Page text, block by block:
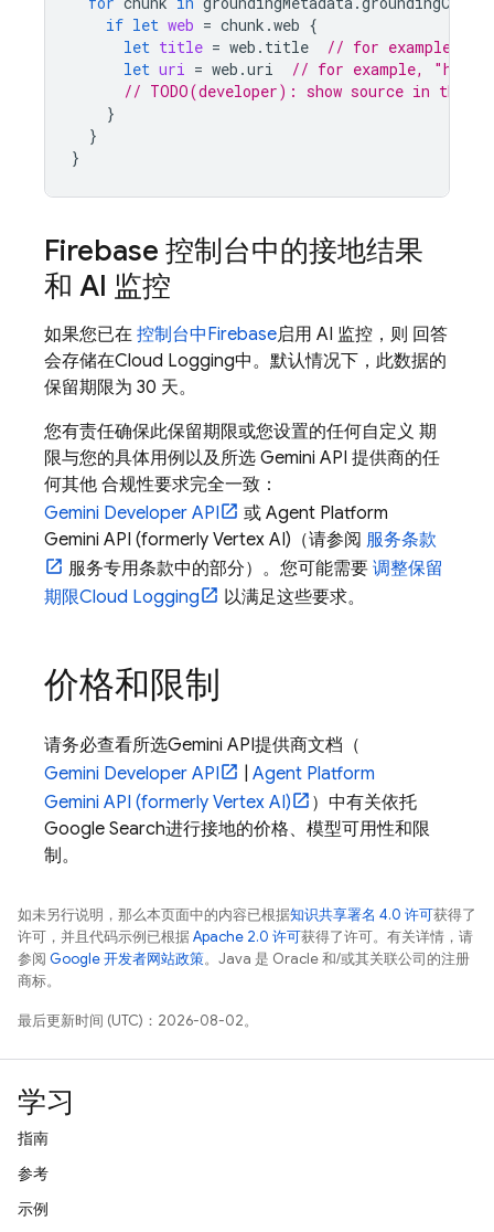
if let web = chunk .web {
let title = web . title
// for example,
let uri = web .uri
// for example,
// TODO(developer): show source in the UI
}
}
}
Firebase 控制台中的接地结果
和 AI 监控
如果您已在 控制台中Firebase启用 AI 监控，则 回答
会存储在Cloud Logging中。默认情况下，此数据的
保留期限为 30 天。
您有责任确保此保留期限或您设置的任何自定义 期
限与您的具体用例以及所选 Gemini API 提供商的任
何其他 合规性要求完全一致：
Gemini Developer API
或 Agent Platform
Gemini API (formerly Vertex AI) （请参阅 服务条款
服务专用条款中的部分）。您可能需要 调整保留
期限Cloud Logging 以满足这些要求。
价格和限制
请务必查看所选Gemini API提供商文档（
Gemini Developer API
Agent Platform
Gemini API (formerly Vertex AI)
）中有关依托
Google Search进行接地的价格、模型可用性和限
制。
如未另行说明，那么本页面中的内容已根据知识共享署名 4.0 许可获得了
许可，并且代码示例已根据Apache 2.0 许可获得了许可。有关详情，请
参阅 Google 开发者网站政策。Java 是 Oracle 和/或其关联公司的注册
商标。
最后更新时间 (UTC)：2026-08-02。
学习
指南
参考
示例